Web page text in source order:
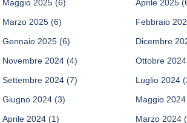
Maggio 2025 (6) Aprile 2025
Marzo 2025 (6) Febbraio
Gennaio 2025 (6) Dicembre
Novembre 2024 (4) Ottobre 2024
Settembre 2024 (7) Luglio 2024
Giugno 2024 (3) Maggio 2024
Aprile 2024 (1) Marzo 2024